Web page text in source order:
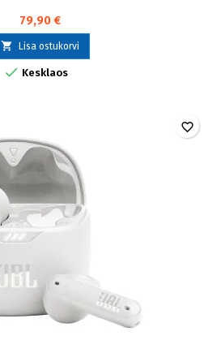
79,90 €
 Lisa ostukorvi
 Kesklaos
favorite_border